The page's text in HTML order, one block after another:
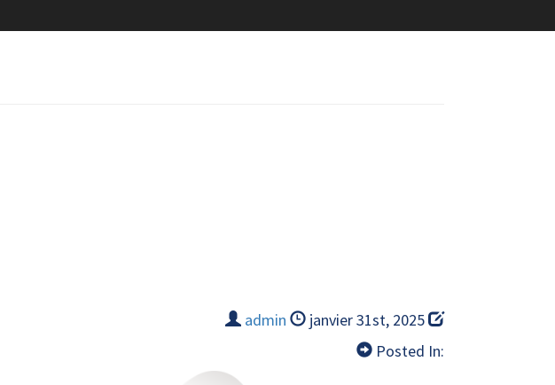
admin
janvier 31st, 2025
Posted In: